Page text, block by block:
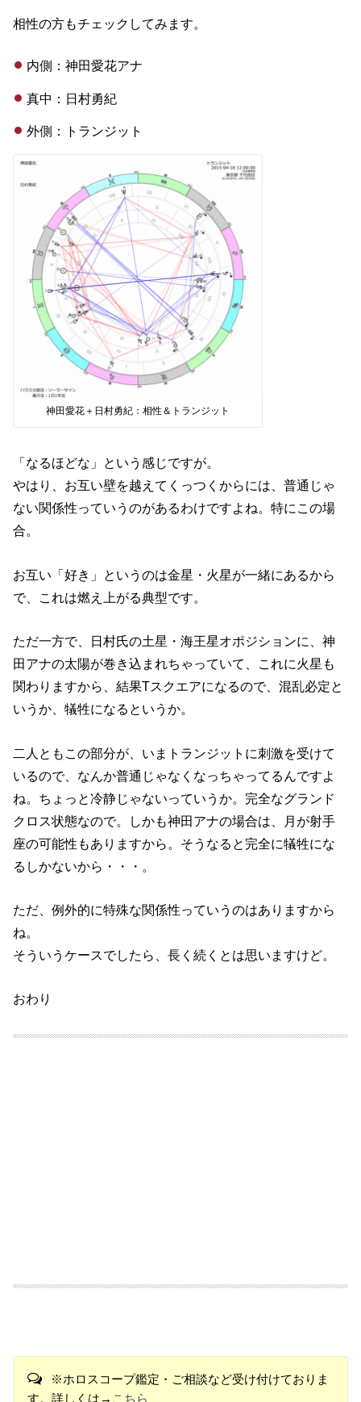
相性の方もチェックしてみます。
内側：神田愛花アナ
真中：日村勇紀
外側：トランジット
神田愛花＋日村勇紀：相性＆トランジット
「なるほどな」という感じですが。
やはり、お互い壁を越えてくっつくからには、普通じゃ
ない関係性っていうのがあるわけですよね。特にこの場
合。
お互い「好き」というのは金星・火星が一緒にあるから
で、これは燃え上がる典型です。
ただ一方で、日村氏の土星・海王星オポジションに、神
田アナの太陽が巻き込まれちゃっていて、これに火星も
関わりますから、結果Tスクエアになるので、混乱必定と
いうか、犠牲になるというか。
二人ともこの部分が、いまトランジットに刺激を受けて
いるので、なんか普通じゃなくなっちゃってるんですよ
ね。ちょっと冷静じゃないっていうか。完全なグランド
クロス状態なので。しかも神田アナの場合は、月が射手
座の可能性もありますから。そうなると完全に犠牲にな
るしかないから・・・。
ただ、例外的に特殊な関係性っていうのはありますから
ね。
そういうケースでしたら、長く続くとは思いますけど。
おわり
※ホロスコープ鑑定・ご相談など受け付けておりま
す。詳しくは→ こちら